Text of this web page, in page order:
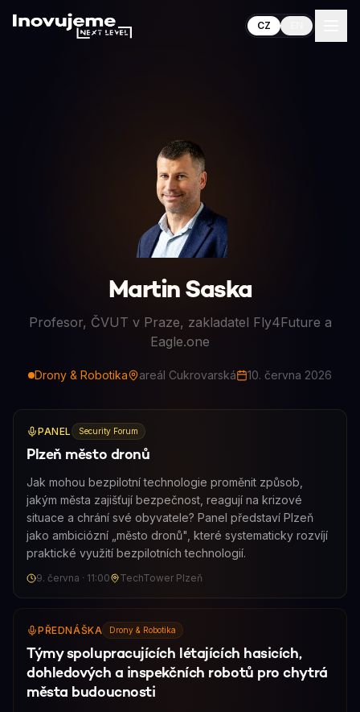
CZ
Martin Saska
Profesor, ČVUT v Praze, zakladatel Fly4Future a
Eagle.one
Drony & Robotika areál Cukrovarská 10. června 2026
PANEL Security Forum
Plzeň město dronů
Jak mohou bezpilotní technologie proměnit způsob,
jakým města zajišťují bezpečnost, reagují na krizové
situace a chrání své obyvatele? Panel představí Plzeň
jako ambiciózní „město dronů", které systematicky rozvíjí
praktické využití bezpilotních technologií.
9. června · 11:00 TechTower Plzeň
PŘEDNÁŠKA Drony & Robotika
Týmy spolupracujících létajících hasicích,
dohledových a inspekčních robotů pro chytrá
města budoucnosti